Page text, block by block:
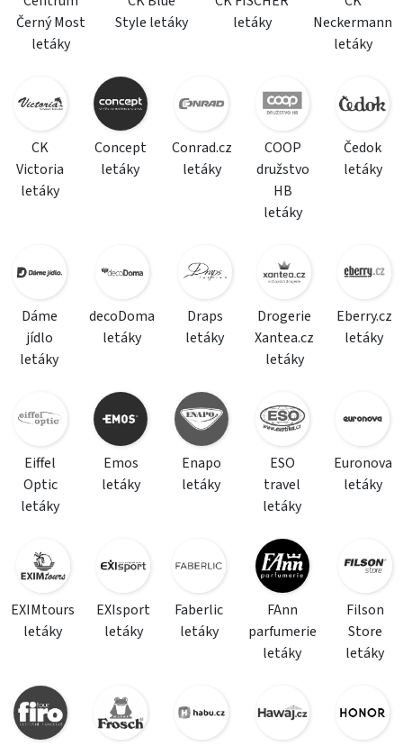
Černý Most
letáky
Style letáky
letáky
Neckermann
letáky
CK
Victoria
letáky
Concept
letáky
Conrad.cz
letáky
COOP
družstvo
HB
letáky
Čedok
letáky
Dáme
jídlo
letáky
decoDoma
letáky
Draps
letáky
Drogerie
Xantea.cz
letáky
Eberry.cz
letáky
Eiffel
Optic
letáky
Emos
letáky
Enapo
letáky
ESO
travel
letáky
Euronova
letáky
EXIMtours
letáky
EXIsport
letáky
Faberlic
letáky
FAnn
parfumerie
letáky
Filson
Store
letáky